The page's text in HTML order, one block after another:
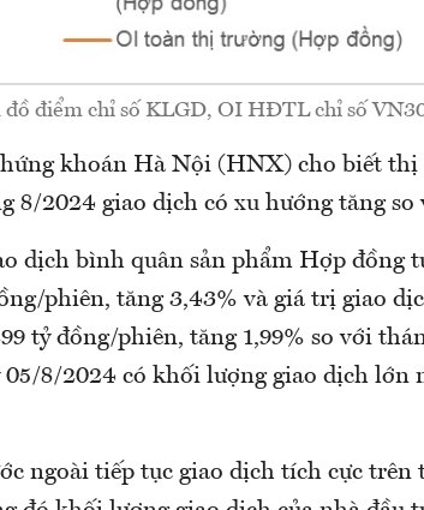
đồ điểm chỉ số KLGD, OI HĐTL chỉ số
khoán Hà Nội (HNX) cho biết
8/2024 giao dịch có xu hướng tăng so
dịch bình quân sản phẩm Hợp đồng
phiên, tăng 3,43% và giá trị giao
tỷ đồng/phiên, tăng 1,99% so với
05/8/2024 có khối lượng giao dịch lớn
ngoài tiếp tục giao dịch tích cực